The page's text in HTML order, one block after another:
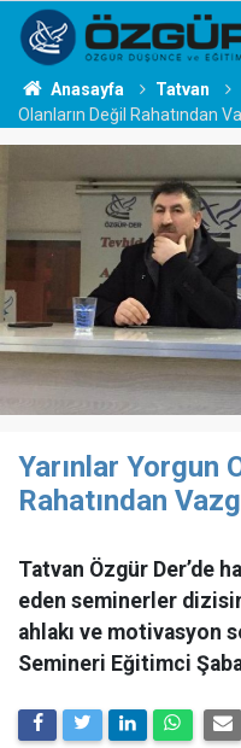
Anasayfa Tatvan
Olanların Değil Rahatından
Yarınlar Yorgun
Rahatından
Tatvan Özgür Der’de
eden seminerler
ahlakı ve motivasyon
Semineri Eğitimci